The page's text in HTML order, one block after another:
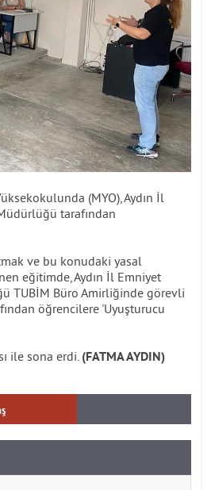
(MYO), Aydın İl
tarafından
ve bu konudaki yasal
eğitimde, Aydın İl Emniyet
TUBİM Büro Amirliğinde görevli
öğrencilere 'Uyuşturucu
ile sona erdi. (FATMA AYDIN)